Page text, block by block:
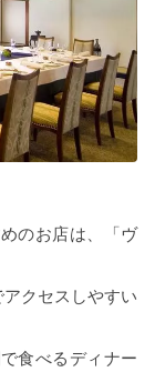
のお店は、「ヴ
クセスしやすい
食べるディナー